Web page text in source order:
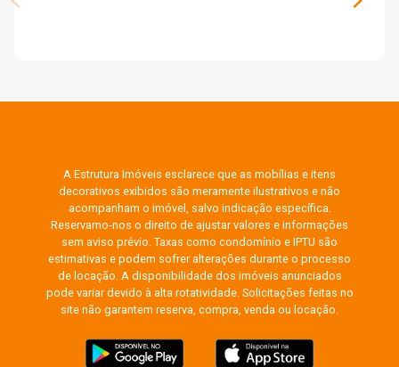
A Estrutura Imóveis esclarece que as mobílias e itens
decorativos exibidos são meramente ilustrativos e não
acompanham o imóvel, salvo indicação específica.
Reservamo-nos o direito de ajustar valores e informações
sem aviso prévio. Taxas como condomínio e IPTU são
estimativas e podem sofrer alterações durante o processo
de locação. A disponibilidade dos imóveis anunciados
pode variar devido à alta rotatividade. Solicitações feitas no
site não garantem reserva, compra, venda ou locação.